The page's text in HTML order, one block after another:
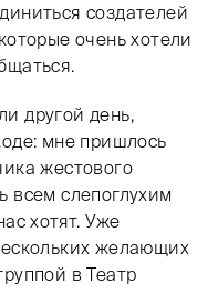
создателей
очень хотели
другой день,
мне пришлось
жестового
всем слепоглухим
хотят. Уже
желающих
в Театр